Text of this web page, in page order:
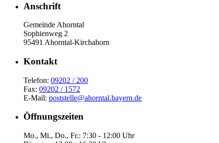
Anschrift
Gemeinde Ahorntal
Sophienweg 2
95491 Ahorntal-Kirchahorn
Kont­akt
Telefon: 09202 / 200
Fax: 09202 / 1572
E-Mail: poststelle@ahorntal.bayern.de
Öffnungs­zeiten
Mo., Mi., Do., Fr.: 7:30 - 12:00 Uhr